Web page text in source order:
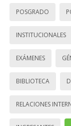
POSGRADO
INSTITUCIONALES
EXÁMENES
BIBLIOTECA
RELACIONES